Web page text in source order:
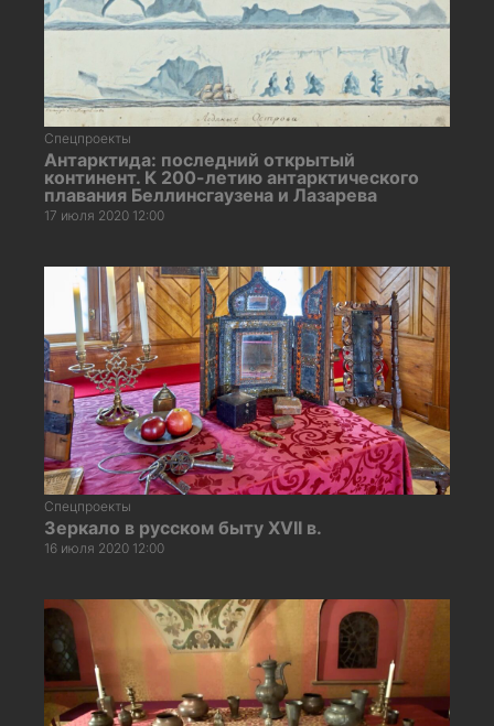
Спецпроекты
Антарктида: последний открытый
континент. К 200-летию антарктического
плавания Беллинсгаузена и Лазарева
17 июля 2020 12:00
Спецпроекты
Зеркало в русском быту XVII в.
16 июля 2020 12:00